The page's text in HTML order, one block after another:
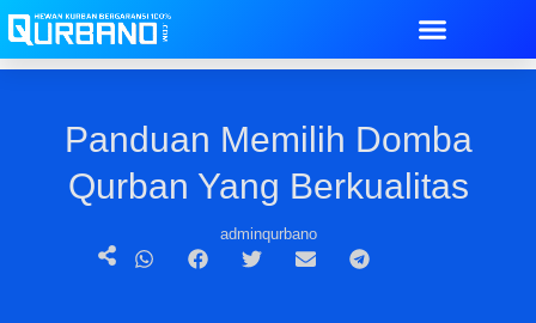
Panduan Memilih Domba
Qurban Yang Berkualitas
adminqurbano